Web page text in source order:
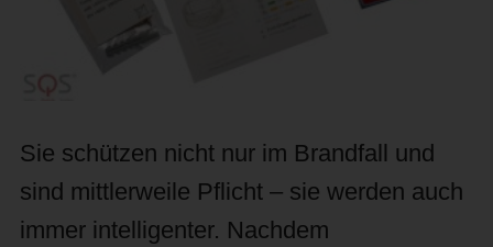
Sie schützen nicht nur im Brandfall und
sind mittlerweile Pflicht – sie werden auch
immer intelligenter. Nachdem